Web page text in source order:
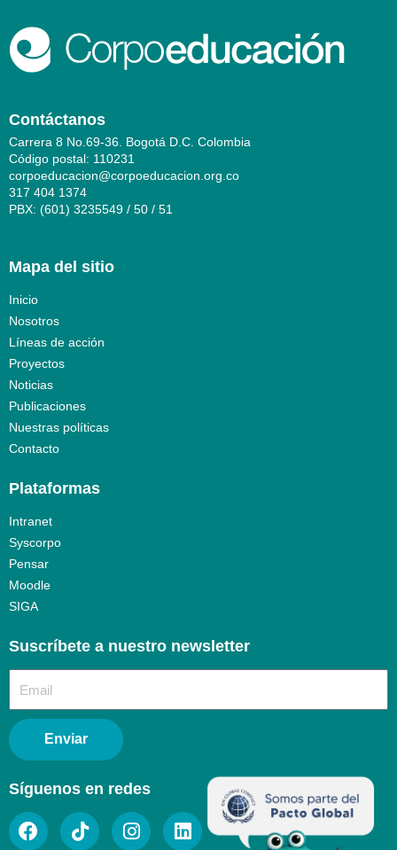
Contáctanos
Carrera 8 No.69-36. Bogotá D.C. Colombia
Código postal: 110231
corpoeducacion@corpoeducacion.org.co
317 404 1374
PBX: (601) 3235549 / 50 / 51
Mapa del sitio
Inicio
Nosotros
Líneas de acción
Proyectos
Noticias
Publicaciones
Nuestras políticas
Contacto
Plataformas
Intranet
Syscorpo
Pensar
Moodle
SIGA
Suscríbete a nuestro newsletter​
Enviar
Síguenos en redes